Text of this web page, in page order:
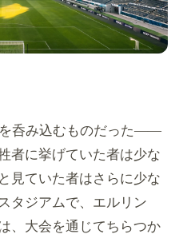
呑み込むものだった——
者に挙げていた者は少な
見ていた者はさらに少な
タジアムで、エルリン
、大会を通じてちらつか